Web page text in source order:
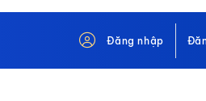
Đăng nhập